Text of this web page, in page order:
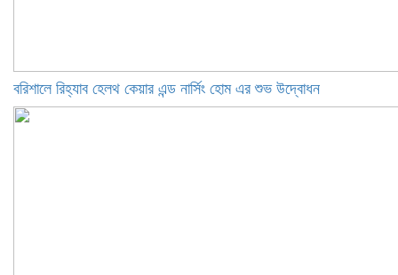
বরিশালে রিহ্যাব হেলথ কেয়ার এন্ড নার্সিং হোম এর শুভ উদ্বোধন